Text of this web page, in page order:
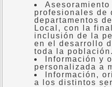
profesionales de
departamentos
Local, con la
inclusión de la
en el desarrollo
toda la población.
Información y
personalizada a
Información,
a los distintos